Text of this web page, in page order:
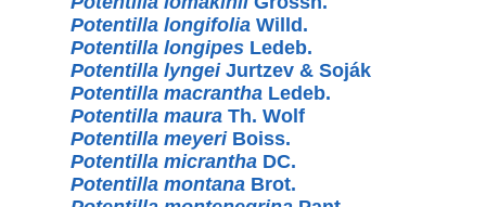
Potentilla longifolia Willd.
Potentilla longipes Ledeb.
Potentilla lyngeiJurtzev & Soják
Potentilla macrantha Ledeb.
Potentilla maura Th. Wolf
Potentilla meyeriBoiss.
Potentilla micrantha DC.
Potentilla montana Brot.